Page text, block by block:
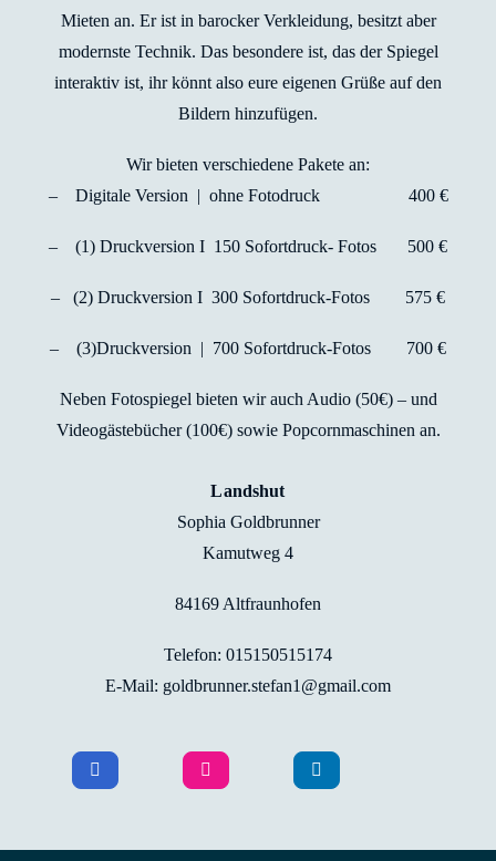
Mieten an. Er ist in barocker Verkleidung, besitzt aber
modernste Technik. Das besondere ist, das der Spiegel
interaktiv ist, ihr könnt also eure eigenen Grüße auf den
Bildern hinzufügen.
Wir bieten verschiedene Pakete an:
– Digitale Version | ohne Fotodruck 400 €
– (1) Druckversion I 150 Sofortdruck- Fotos 500 €
– (2) Druckversion I 300 Sofortdruck-Fotos 575 €
– (3)Druckversion | 700 Sofortdruck-Fotos 700 €
Neben Fotospiegel bieten wir auch Audio (50€) – und
Videogästebücher (100€) sowie Popcornmaschinen an.
Landshut
Sophia Goldbrunner
Kamutweg 4
84169 Altfraunhofen
Telefon: 015150515174
E-Mail: goldbrunner.stefan1@gmail.com